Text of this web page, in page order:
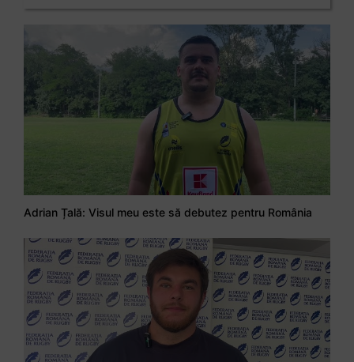
Adrian Țală: Visul meu este să debutez pentru România